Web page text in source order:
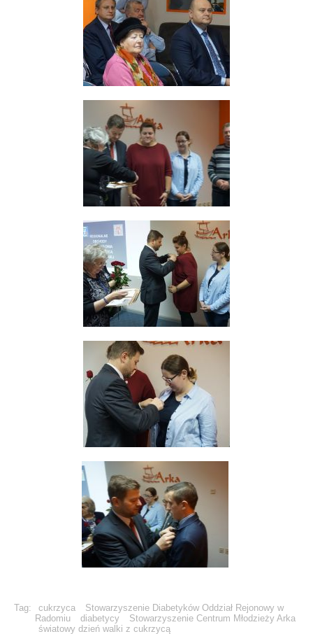
Tag: cukrzyca
Stowarzyszenie Diabetyków Oddział Rejonowy w
Radomiu
diabetycy
Stowarzyszenie Centrum Młodzieży Arka
światowy dzień walki z cukrzycą